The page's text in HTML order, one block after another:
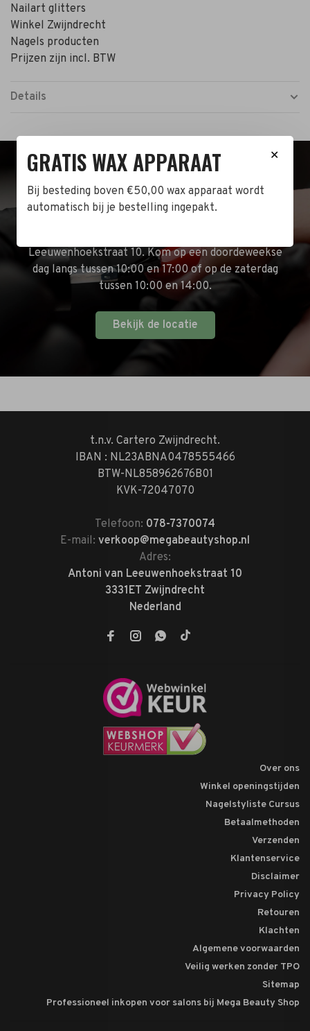
Nailart glitters
Winkel Zwijndrecht
Nagels producten
Prijzen zijn incl. BTW
Details
BEZOEK DE WINKEL!
Leeuwenhoekstraat 10. Kom op een doordeweekse
dag langs tussen 10:00 en 17:00 of op de zaterdag
tussen 10:00 en 14:00.
Bekijk de locatie
t.n.v. Cartero Zwijndrecht.
IBAN : NL23ABNA0478555466
BTW-NL858962676B01
KVK-72047070
Telefoon: 078-7370074
E-mail: verkoop@megabeautyshop.nl
Adres:
Antoni van Leeuwenhoekstraat 10
3331ET Zwijndrecht
Nederland
Over ons
Winkel openingstijden
Nagelstyliste Cursus
Betaalmethoden
Verzenden
Klantenservice
Disclaimer
Privacy Policy
Retouren
Klachten
Algemene voorwaarden
Veilig werken zonder TPO
Sitemap
Professioneel inkopen voor salons bij Mega Beauty Shop
✕
GRATIS WAX APPARAAT
Bij besteding boven €50,00 wax apparaat wordt
automatisch bij je bestelling ingepakt.